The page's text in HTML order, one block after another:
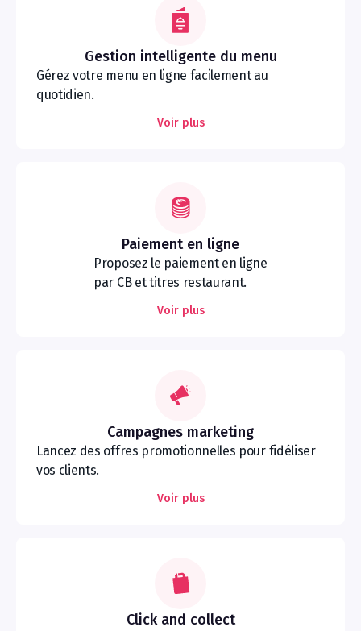
Gestion intelligente du menu
Gérez votre menu en ligne facilement au
quotidien.
Voir plus
Paiement en ligne
Proposez le paiement en ligne
par CB et titres restaurant.
Voir plus
Campagnes marketing
Lancez des offres promotionnelles pour fidéliser
vos clients.
Voir plus
Click and collect